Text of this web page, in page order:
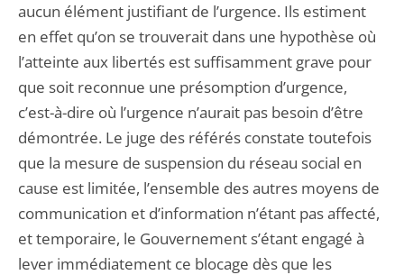
aucun élément justifiant de l’urgence. Ils estiment
en effet qu’on se trouverait dans une hypothèse où
l’atteinte aux libertés est suffisamment grave pour
que soit reconnue une présomption d’urgence,
c’est-à-dire où l’urgence n’aurait pas besoin d’être
démontrée. Le juge des référés constate toutefois
que la mesure de suspension du réseau social en
cause est limitée, l’ensemble des autres moyens de
communication et d’information n’étant pas affecté,
et temporaire, le Gouvernement s’étant engagé à
lever immédiatement ce blocage dès que les